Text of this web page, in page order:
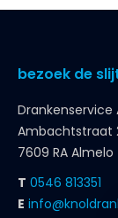
bezoek de
Drankenservice
Ambachtstraat
7609 RA Almelo
T 0546 813351
E